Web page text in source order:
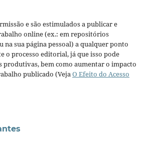
e são estimulados a publicar e
online (ex.: em repositórios
na sua página pessoal) a qualquer ponto
o processo editorial, já que isso pode
produtivas, bem como aumentar o impacto
publicado (VejaO Efeito do Acesso